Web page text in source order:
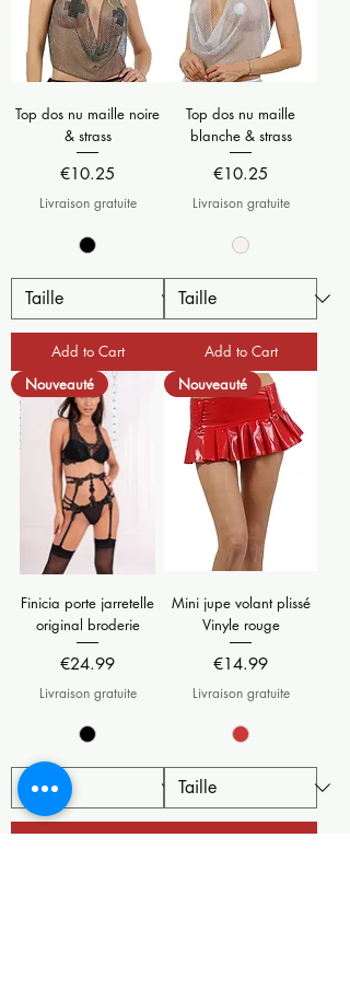
Top dos nu maille noire
& strass
Price
€10.25
Livraison gratuite
Add to Cart
Top dos nu maille
blanche & strass
Price
€10.25
Livraison gratuite
Add to Cart
Nouveauté
Finicia porte jarretelle
original broderie
Price
€24.99
Livraison gratuite
Add to Cart
Nouveauté
Mini jupe volant plissé
Vinyle rouge
Price
€14.99
Livraison gratuite
Add to Cart